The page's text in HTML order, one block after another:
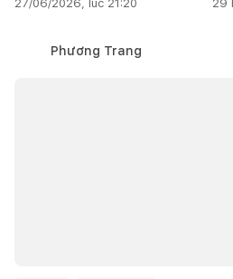
27/06/2026, lúc 21:20 29
Phương Trang